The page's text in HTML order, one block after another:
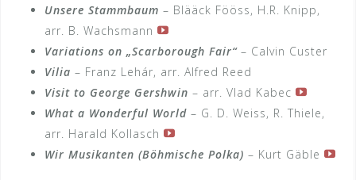
Unsere Stammbaum – Blääck Fööss, H.R. Knipp,
arr. B. Wachsmann
Variations on „Scarborough Fair“– Calvin Custer
Vilia – Franz Lehár, arr. Alfred Reed
Visit to George Gershwin – arr. Vlad Kabec
What a Wonderful World – G. D. Weiss, R. Thiele,
arr. Harald Kollasch
Wir Musikanten (Böhmische Polka) – Kurt Gäble